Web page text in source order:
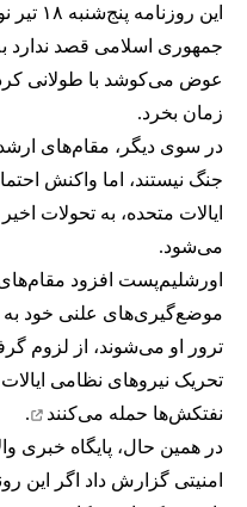
این
جمهوری اسلامی قصد ندارد
عوض می‌کوشد با طولانی
زمان بخرد.
در سوی دیگر، مقام‌های
جنگ نیستند، اما واکنش
ایالات متحده، به تحولات
می‌شود.
اورشلیم‌پست افزود
موضع‌گیری‌های علنی خود به
ترور او می‌شوند، از لزوم
تحریک نیروهای نظامی
نفتکش‌ها حمله می‌کنند
.
در همین حال، پایگاه خبری
امنیتی گزارش داد اگر این